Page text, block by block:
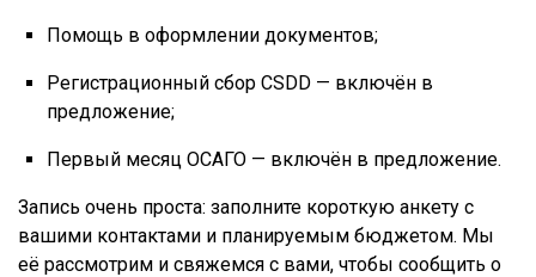
Помощь в оформлении документов;
Регистрационный сбор CSDD — включён в
предложение;
Первый месяц ОСАГО — включён в предложение.
Запись очень проста: заполните короткую анкету с
вашими контактами и планируемым бюджетом. Мы
её рассмотрим и свяжемся с вами, чтобы сообщить о